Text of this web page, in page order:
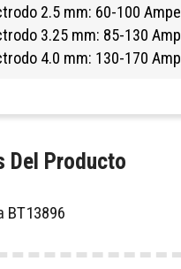
2.5 mm: 60-100
3.25 mm: 85-130
4.0 mm: 130-170
Del Producto
BT13896